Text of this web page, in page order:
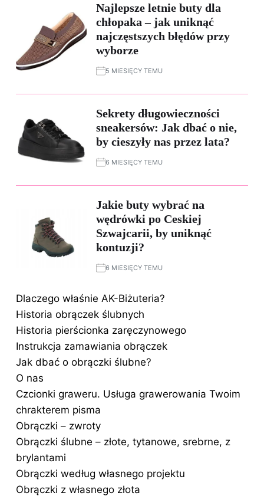
Najlepsze letnie buty dla
chłopaka – jak uniknąć
najczęstszych błędów przy
wyborze
5 MIESIĘCY TEMU
Sekrety długowieczności
sneakersów: Jak dbać o nie,
by cieszyły nas przez lata?
6 MIESIĘCY TEMU
Jakie buty wybrać na
wędrówki po Ceskiej
Szwajcarii, by uniknąć
kontuzji?
6 MIESIĘCY TEMU
Dlaczego właśnie AK-Biżuteria?
Historia obrączek ślubnych
Historia pierścionka zaręczynowego
Instrukcja zamawiania obrączek
Jak dbać o obrączki ślubne?
O nas
Czcionki graweru. Usługa grawerowania Twoim
chrakterem pisma
Obrączki – zwroty
Obrączki ślubne – złote, tytanowe, srebrne, z
brylantami
Obrączki według własnego projektu
Obrączki z własnego złota